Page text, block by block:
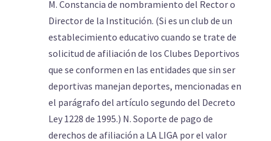
M. Constancia de nombramiento del Rector o
Director de la Institución. (Si es un club de un
establecimiento educativo cuando se trate de
solicitud de afiliación de los Clubes Deportivos
que se conformen en las entidades que sin ser
deportivas manejan deportes, mencionadas en
el parágrafo del artículo segundo del Decreto
Ley 1228 de 1995.) N. Soporte de pago de
derechos de afiliación a LA LIGA por el valor